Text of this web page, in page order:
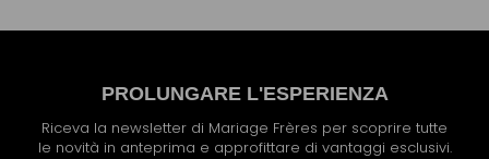
PROLUNGARE L'ESPERIENZA
Riceva la newsletter di Mariage Frères per scoprire tutte
le novità in anteprima e approfittare di vantaggi esclusivi.